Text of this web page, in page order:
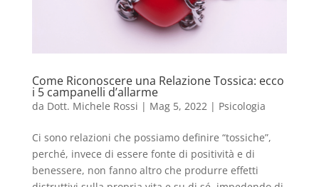
Come Riconoscere una Relazione Tossica: ecco
i 5 campanelli d’allarme
da Dott. Michele Rossi | Mag 5, 2022 | Psicologia
Ci sono relazioni che possiamo definire “tossiche”,
perché, invece di essere fonte di positività e di
benessere, non fanno altro che produrre effetti